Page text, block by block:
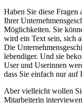
Haben Sie diese
Ihrer
Möglichkeiten. Sie
wird ein Text sein, sich
Die
lebendiger. Und sie
User und Userinnen
dass Sie einfach nur auf
Aber vielleicht wollen
Mitarbeiterin